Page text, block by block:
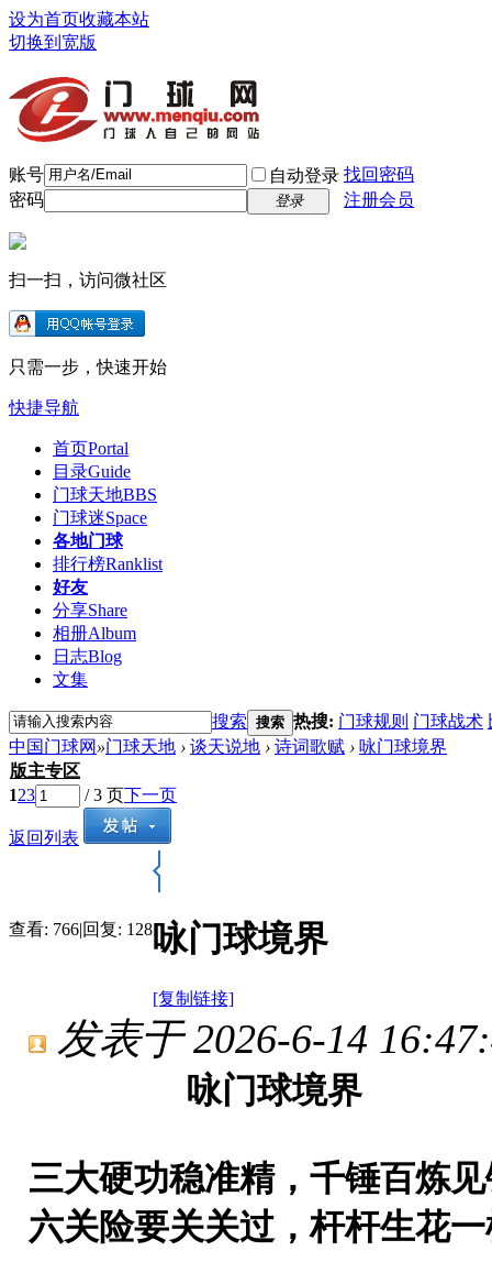
设为首页收藏本站
切换到宽版
账号 自动登录 找回密码
密码
登录 注册会员
扫一扫，访问微社区
只需一步，快速开始
快捷导航
首页Portal
目录Guide
门球天地BBS
门球迷Space
各地门球
排行榜Ranklist
好友
分享Share
相册Album
日志Blog
文集
搜索 搜索 热搜: 门球规则 门球战术
中国门球网 »门球天地 › 谈天说地 › 诗词歌赋 › 咏门球境界
版主专区
123 / 3 页下一页
返回列表
查看: 766|回复: 128咏门球境界
[复制链接]
发表于 2026-6-14
咏门球境界
三大硬功稳准精，千锤百炼
六关险要关关过，杆杆生花